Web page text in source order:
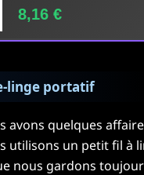
8,16 €
linge portatif
avons quelques
utilisons un petit fil à
nous gardons